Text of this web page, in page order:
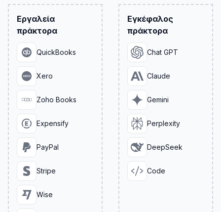
Εργαλεία
πράκτορα
QuickBooks
Xero
Zoho Books
Expensify
PayPal
Stripe
Wise
Εγκέφαλος
πράκτορα
Chat GPT
Claude
Gemini
Perplexity
DeepSeek
Code